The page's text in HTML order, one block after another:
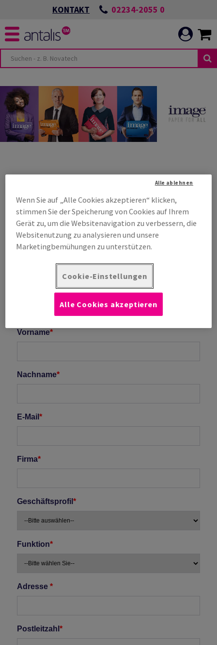
KONTAKT 02234-2055 0
Wenn Sie auf „Alle Cookies akzeptieren“ klicken,
stimmen Sie der Speicherung von Cookies auf Ihrem
Gerät zu, um die Websitenavigation zu verbessern, die
Websitenutzung zu analysieren und unsere
Marketingbemühungen zu unterstützen.
Cookie-Einstellungen
Alle ablehnen
Alle Cookies akzeptieren